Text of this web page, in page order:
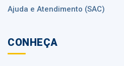
Ajuda e Atendimento (SAC)
CONHEÇA